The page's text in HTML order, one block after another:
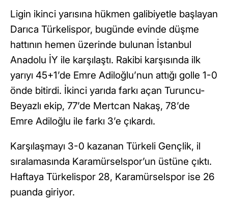
Ligin ikinci yarısına hükmen galibiyetle başlayan
Darıca Türkelispor, bugünde evinde düşme
hattının hemen üzerinde bulunan İstanbul
Anadolu İY ile karşılaştı. Rakibi karşısında ilk
yarıyı 45+1’de Emre Adiloğlu’nun attığı golle 1-0
önde bitirdi. İkinci yarıda farkı açan Turuncu-
Beyazlı ekip, 77’de Mertcan Nakaş, 78’de
Emre Adiloğlu ile farkı 3’e çıkardı.
Karşılaşmayı 3-0 kazanan Türkeli Gençlik, il
sıralamasında Karamürselspor’un üstüne çıktı.
Haftaya Türkelispor 28, Karamürselspor ise 26
puanda giriyor.